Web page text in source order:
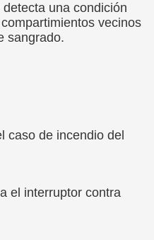
una condición
vecinos
sangrado.
caso de incendio del
el interruptor contra